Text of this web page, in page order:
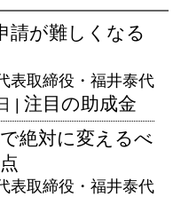
請が難しくなる
表取締役・福井泰代
| 注目の助成金
絶対に変えるべ
表取締役・福井泰代